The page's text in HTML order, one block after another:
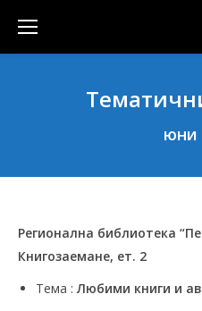
юни
Регионална библиотека
Книгозаемане, ет. 2
Тема : Любими книги и